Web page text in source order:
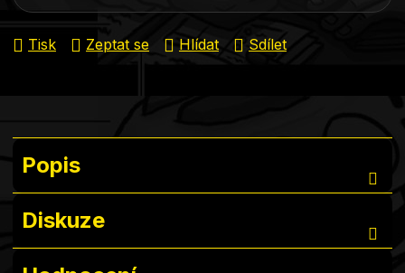
Měrná cena:
Tisk
Zeptat se Hlídat Sdílet
Popis
Diskuze